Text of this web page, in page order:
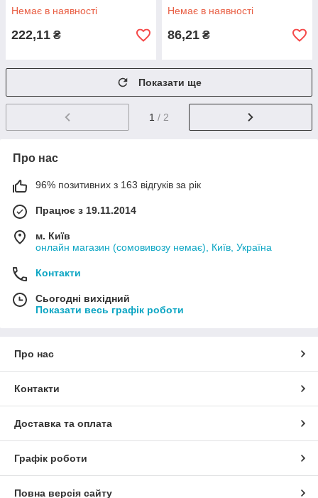
Немає в наявності
222,11 ₴
Немає в наявності
86,21 ₴
Показати ще
1 / 2
Про нас
96% позитивних з 163 відгуків за рік
Працює з 19.11.2014
м. Київ
онлайн магазин (сомовивозу немає), Київ, Україна
Контакти
Сьогодні вихідний
Показати весь графік роботи
Про нас
Контакти
Доставка та оплата
Графік роботи
Повна версія сайту